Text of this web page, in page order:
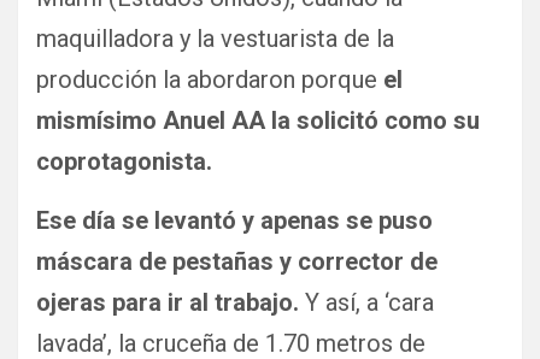
maquilladora y la vestuarista de la
producción la abordaron porque el
mismísimo Anuel AA la solicitó como su
coprotagonista.
Ese día se levantó y apenas se puso
máscara de pestañas y corrector de
ojeras para ir al trabajo. Y así, a ‘cara
lavada’, la cruceña de 1.70 metros de